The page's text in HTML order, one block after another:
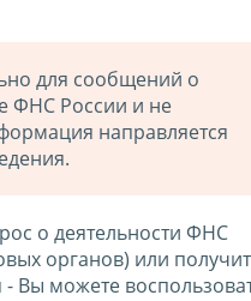
для сообщений о
ФНС России и не
направляется
о деятельности ФНС
органов) или
Вы можете